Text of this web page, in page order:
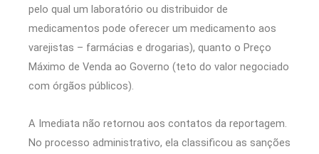
pelo qual um laboratório ou distribuidor de
medicamentos pode oferecer um medicamento aos
varejistas – farmácias e drogarias), quanto o Preço
Máximo de Venda ao Governo (teto do valor negociado
com órgãos públicos).
A Imediata não retornou aos contatos da reportagem.
No processo administrativo, ela classificou as sanções